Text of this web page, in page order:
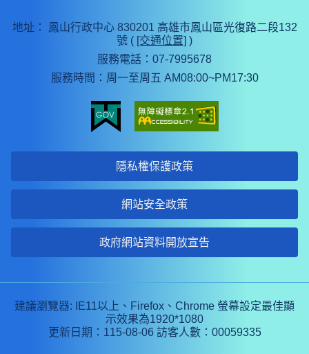
地址：
鳳山行政中心 830201 高雄市鳳山區光復路二段132
號 ( [交通位置] )
服務電話：07-7995678
服務時間：周一至周五 AM08:00~PM17:30
隱私權保護政策
網站安全政策
政府網站資料開放宣告
建議瀏覽器: IE11以上、Firefox、Chrome 螢幕設定最佳顯
示效果為1920*1080
更新日期：115-08-06 訪客人數：00059335